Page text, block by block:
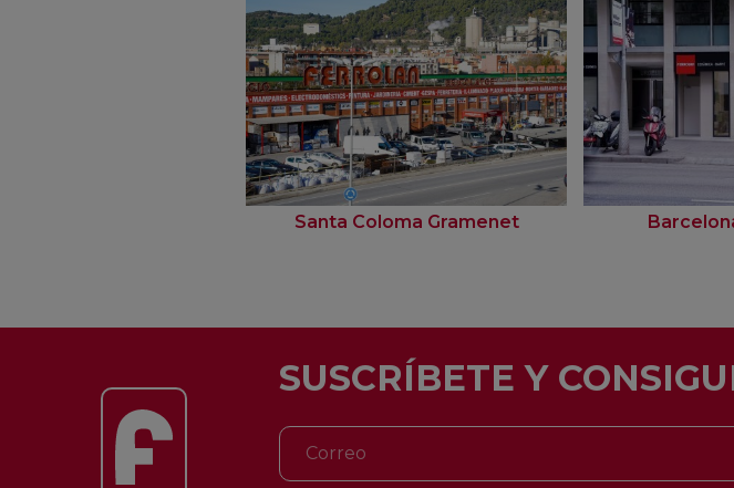
Santa Coloma Gramenet
SUSCRÍBETE Y